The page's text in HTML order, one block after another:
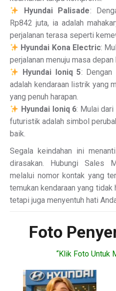
Hyundai Palisade:
Rp842 juta, ia adalah
perjalanan terasa seperti
Hyundai Kona Electric:
perjalanan menuju masa
Hyundai Ioniq 5: Dengan
adalah kendaraan listrik yang
yang penuh harapan.
Hyundai Ioniq 6: Mulai dari
futuristik adalah simbol
baik.
Segala keindahan ini
dirasakan. Hubungi Sales
melalui nomor kontak yang
temukan kendaraan yang tidak
tetapi juga menyentuh hati
Foto
“Klik Foto Untuk